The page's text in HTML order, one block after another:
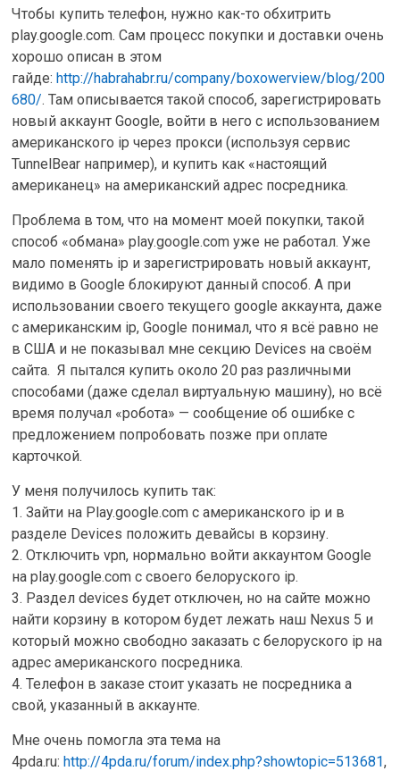
Чтобы купить телефон, нужно как-то обхитрить
play.google.com. Сам процесс покупки и доставки очень
хорошо описан в этом
гайде:http://habrahabr.ru/company/boxowerview/blog/200
680/. Там описывается такой способ, зарегистрировать
новый аккаунт Google, войти в него с использованием
американского ip через прокси (используя сервис
TunnelBear например), и купить как «настоящий
американец» на американский адрес посредника.
Проблема в том, что на момент моей покупки, такой
способ «обмана» play.google.com уже не работал. Уже
мало поменять ip и зарегистрировать новый аккаунт,
видимо в Google блокируют данный способ. А при
использовании своего текущего google аккаунта, даже
с американским ip, Google понимал, что я всё равно не
в США и не показывал мне секцию Devices на своём
сайта. Я пытался купить около 20 раз различными
способами (даже сделал виртуальную машину), но всё
время получал «робота» — сообщение об ошибке с
предложением попробовать позже при оплате
карточкой.
У меня получилось купить так:
1. Зайти на Play.google.com с американского ip и в
разделе Devices положить девайсы в корзину.
2. Отключить vpn, нормально войти аккаунтом Google
на play.google.com с своего белоруского ip.
3. Раздел devices будет отключен, но на сайте можно
найти корзину в котором будет лежать наш Nexus 5 и
который можно свободно заказать с белоруского ip на
адрес американского посредника.
4. Телефон в заказе стоит указать не посредника а
свой, указанный в аккаунте.
Мне очень помогла эта тема на
4pda.ru:http://4pda.ru/forum/index.php?showtopic=513681,